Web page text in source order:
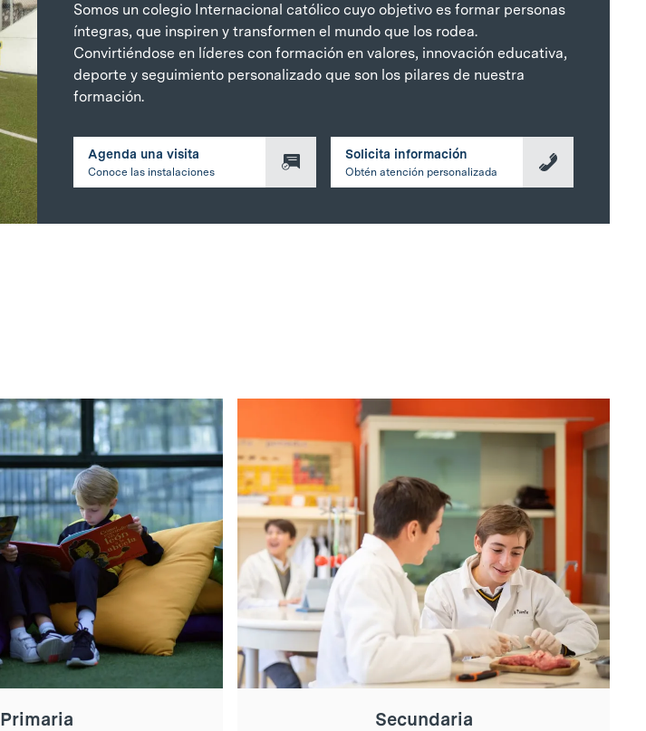
Somos un colegio Internacional católico cuyo objetivo es formar personas
íntegras, que inspiren y transformen el mundo que los rodea.
Convirtiéndose en líderes con formación en valores, innovación educativa,
deporte y seguimiento personalizado que son los pilares de nuestra
formación.
Agenda una visita
Conoce las instalaciones
Solicita información
Obtén atención personalizada
Primaria Secundaria